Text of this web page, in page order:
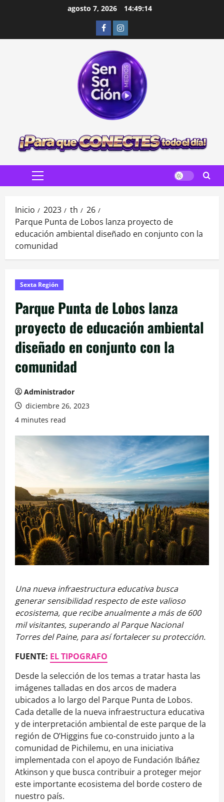
agosto 7, 2026 14:49:16
FacebookInstagram
Menú
Inicio 2023 th
26
Parque Punta de Lobos lanza proyecto de
educación ambiental diseñado en conjunto con la
comunidad
Sexta Región
Parque Punta de Lobos lanza
proyecto de educación ambiental
diseñado en conjunto con la
comunidad
Administrador
diciembre 26, 2023
4 minutes read
Una nueva infraestructura educativa busca
generar sensibilidad respecto de este valioso
ecosistema, que recibe anualmente a más de 600
mil visitantes, superando al Parque Nacional
Torres del Paine, para así fortalecer su protección.
FUENTE: EL TIPOGRAFO
Desde la selección de los temas a tratar hasta las
imágenes talladas en dos arcos de madera
ubicados a lo largo del Parque Punta de Lobos.
Cada detalle de la nueva infraestructura educativa
y de interpretación ambiental de este parque de la
región de O’Higgins fue co-construido junto a la
comunidad de Pichilemu, en una iniciativa
implementada con el apoyo de Fundación Ibáñez
Atkinson y que busca contribuir a proteger mejor
este importante ecosistema del borde costero de
nuestro país.